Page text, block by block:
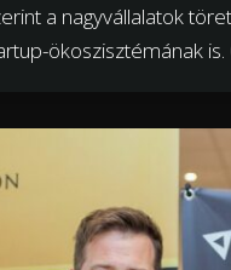
a nagyvállalatok
ökoszisztémának